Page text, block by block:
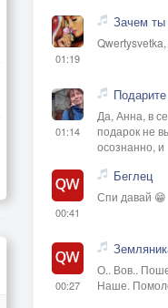
01:19
Зачем ты
01:14
Да, Анна, в
подарок не
осознанно, и
00:41
Беглец
Спи давай 😁
00:27
О.. Вов..
Наше.